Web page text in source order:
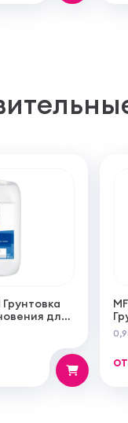
для
работ